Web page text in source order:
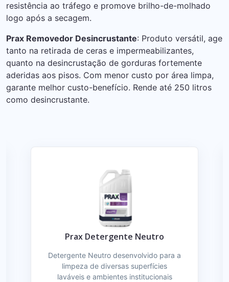
resistência ao tráfego e promove brilho-de-molhado
logo após a secagem.
Prax Removedor Desincrustante: Produto versátil, age
tanto na retirada de ceras e impermeabilizantes,
quanto na desincrustação de gorduras fortemente
aderidas aos pisos. Com menor custo por área limpa,
garante melhor custo-benefício. Rende até 250 litros
como desincrustante.
Prax Detergente Neutro
Detergente Neutro desenvolvido para a
limpeza de diversas superfícies
laváveis e ambientes institucionais